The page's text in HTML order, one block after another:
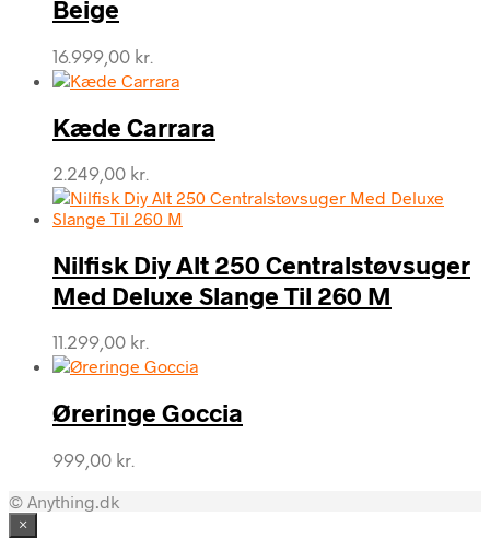
Beige
16.999,00 kr.
Kæde Carrara
2.249,00 kr.
Nilfisk Diy Alt 250 Centralstøvsuger
Med Deluxe Slange Til 260 M
11.299,00 kr.
Øreringe Goccia
999,00 kr.
© Anything.dk
×